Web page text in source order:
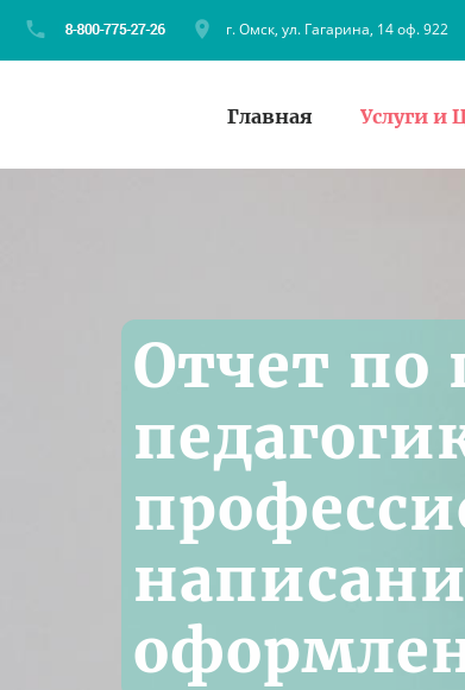
г. Омск, ул. Гагарина, 14 оф. 922
Главная Услуги и
Отчет по